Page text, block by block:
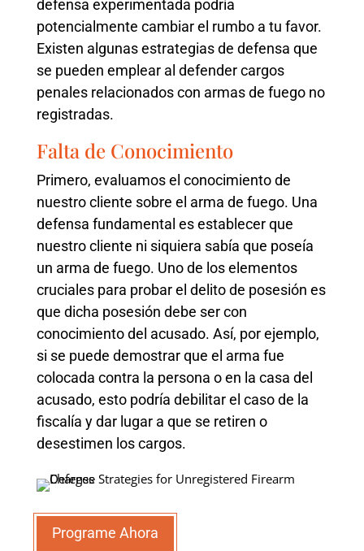
defensa experimentada podría
potencialmente cambiar el rumbo a tu favor.
Existen algunas estrategias de defensa que
se pueden emplear al defender cargos
penales relacionados con armas de fuego no
registradas.
Falta de Conocimiento
Primero, evaluamos el conocimiento de
nuestro cliente sobre el arma de fuego. Una
defensa fundamental es establecer que
nuestro cliente ni siquiera sabía que poseía
un arma de fuego. Uno de los elementos
cruciales para probar el delito de posesión es
que dicha posesión debe ser con
conocimiento del acusado. Así, por ejemplo,
si se puede demostrar que el arma fue
colocada contra la persona o en la casa del
acusado, esto podría debilitar el caso de la
fiscalía y dar lugar a que se retiren o
desestimen los cargos.
Programe Ahora